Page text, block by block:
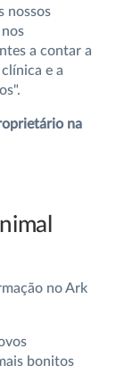
nossos
a contar a
e a
na
no Ark
bonitos